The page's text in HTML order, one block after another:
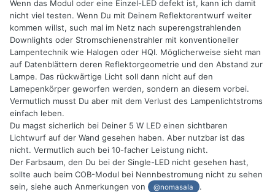
Wenn das Modul oder eine Einzel-LED defekt ist, kann ich damit
nicht viel testen. Wenn Du mit Deinem Reflektorentwurf weiter
kommen willst, such mal im Netz nach superengstrahlenden
Downlights oder Stromschienenstrahler mit konventioneller
Lampentechnik wie Halogen oder HQI. Möglicherweise sieht man
auf Datenblättern deren Reflektorgeometrie und den Abstand zur
Lampe. Das rückwärtige Licht soll dann nicht auf den
Lamepenkörper geworfen werden, sondern an diesem vorbei.
Vermutlich musst Du aber mit dem Verlust des Lampenlichtstroms
einfach leben.
Du magst sicherlich bei Deiner 5 W LED einen sichtbaren
Lichtwurf auf der Wand gesehen haben. Aber nutzbar ist das
nicht. Vermutlich auch bei 10-facher Leistung nicht.
Der Farbsaum, den Du bei der Single-LED nicht gesehen hast,
sollte auch beim COB-Modul bei Nennbestromung nicht zu sehen
sein, siehe auch Anmerkungen von
@nomasala
.